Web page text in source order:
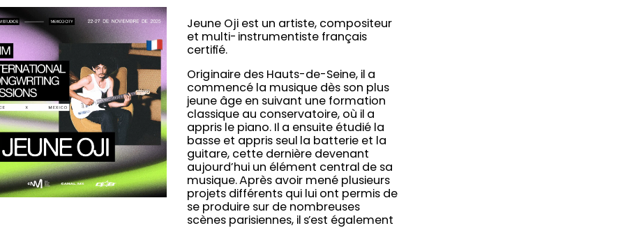
Jeune Oji est un artiste, compositeur
et multi-instrumentiste français
certifié.
Originaire des Hauts-de-Seine, il a
commencé la musique dès son plus
jeune âge en suivant une formation
classique au conservatoire, où il a
appris le piano. Il a ensuite étudié la
basse et appris seul la batterie et la
guitare, cette dernière devenant
aujourd’hui un élément central de sa
musique. Après avoir mené plusieurs
projets différents qui lui ont permis de
se produire sur de nombreuses
scènes parisiennes, il s’est également